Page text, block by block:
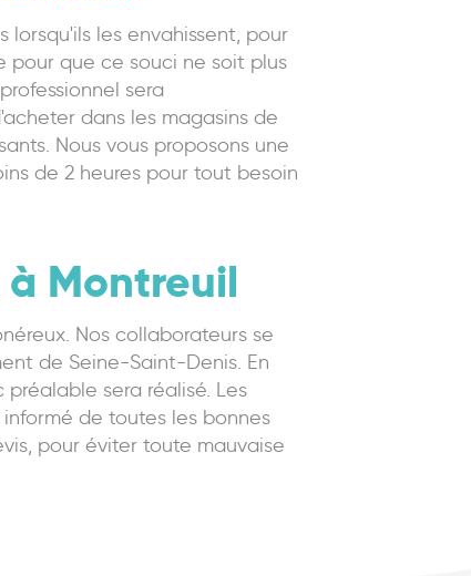
les envahissent, pour
pour que ce souci ne soit plus
sera
dans les magasins de
Nous vous proposons une
de 2 heures pour tout besoin
Montreuil
Nos collaborateurs se
de Seine-Saint-Denis. En
sera réalisé. Les
de toutes les bonnes
pour éviter toute mauvaise